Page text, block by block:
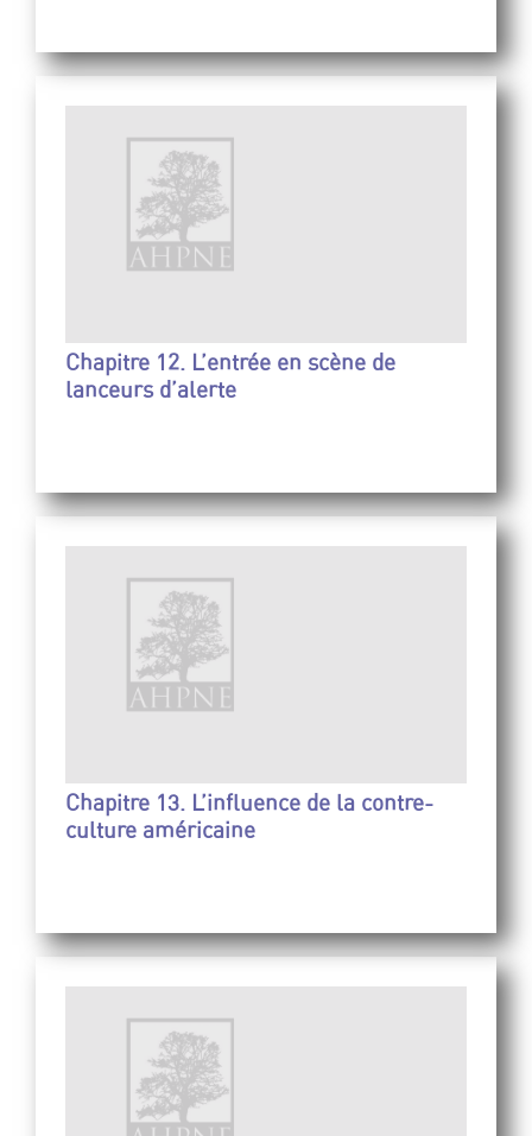
Chapitre 12. L’entrée en scène de
lanceurs d’alerte
Chapitre 13. L’influence de la contre-
culture américaine